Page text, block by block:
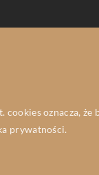
oznacza, że
prywatności.